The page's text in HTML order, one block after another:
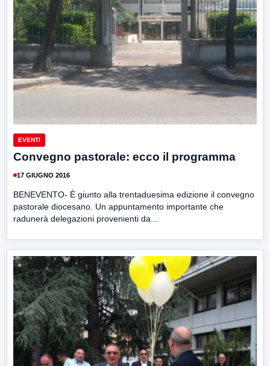
EVENTI
Convegno pastorale: ecco il programma
17 GIUGNO 2016
BENEVENTO- È giunto alla trentaduesima edizione il convegno
pastorale diocesano. Un appuntamento importante che
radunerà delegazioni provenienti da...